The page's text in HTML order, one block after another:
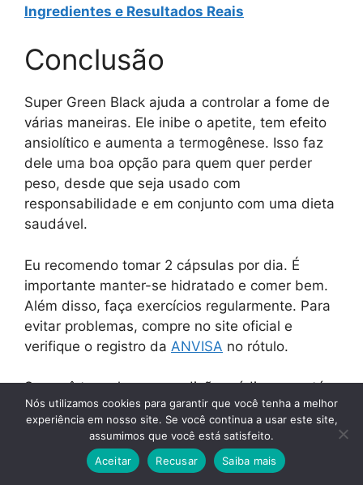
Ingredientes e Resultados Reais
Conclusão
Super Green Black ajuda a controlar a fome de
várias maneiras. Ele inibe o apetite, tem efeito
ansiolítico e aumenta a termogênese. Isso faz
dele uma boa opção para quem quer perder
peso, desde que seja usado com
responsabilidade e em conjunto com uma dieta
saudável.
Eu recomendo tomar 2 cápsulas por dia. É
importante manter-se hidratado e comer bem.
Além disso, faça exercícios regularmente. Para
evitar problemas, compre no site oficial e
verifique o registro da ANVISA no rótulo.
Se você tem alguma condição médica ou está
tomando outros remédios, fale com um médico
antes de começar. Não tome mais do que o
recomendado. Se quiser testar, um kit de 3
meses pode ser uma boa ideia. Assim, você
Nós utilizamos cookies para garantir que você tenha a melhor
experiência em nosso site. Se você continua a usar este site,
assumimos que você está satisfeito.
Aceitar
Recusar Saiba mais